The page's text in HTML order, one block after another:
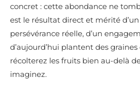
concret : cette abondance ne
est le résultat direct et mérité d’un
persévérance réelle, d’un
d’aujourd’hui plantent des
récolterez les fruits bien au-delà
imaginez.